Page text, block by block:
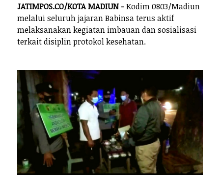
JATIMPOS.CO/KOTA MADIUN -Kodim 0803/Madiun
melalui seluruh jajaran Babinsa terus aktif
melaksanakan kegiatan imbauan dan sosialisasi
terkait disiplin protokol kesehatan.